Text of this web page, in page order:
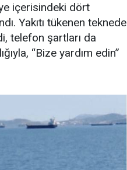
içerisindeki dört
Yakıtı tükenen teknede
telefon şartları da
“Bize yardım edin”